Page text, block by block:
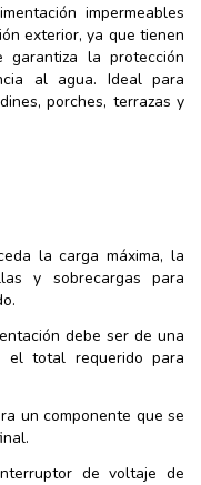
impermeables
exterior, ya que tienen
la protección
al agua. Ideal para
porches, terrazas y
la carga máxima, la
y sobrecargas para
debe ser de una
el total requerido para
un componente que se
de voltaje de